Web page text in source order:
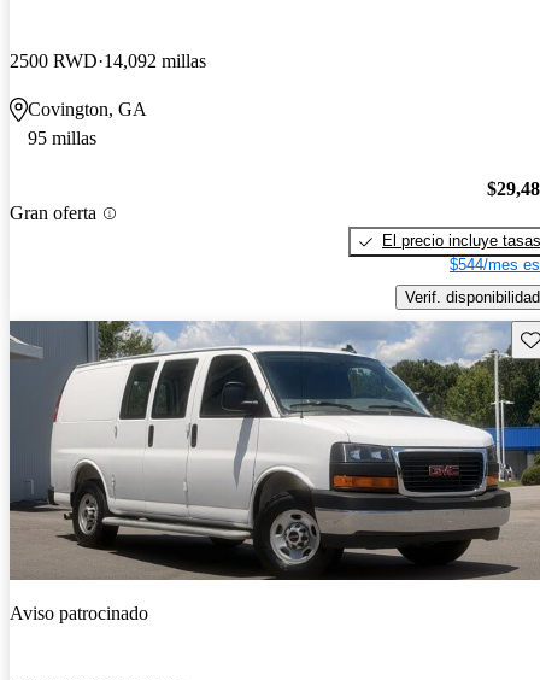
2500 RWD 14,092 millas
Covington, GA
95 millas
Gran oferta
El precio incluye tasas
$544/mes
Verif. disponibilidad
Aviso patrocinado